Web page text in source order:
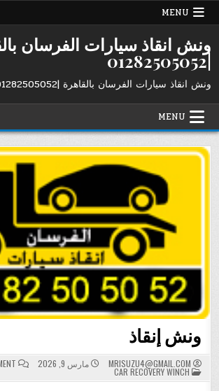
Skip
MENU
ونش انقاذ سيارات الفرسان
|01282505052
ونش انقاذ سيارات الفرسان بالقاهرة |01282505052
MENU
ونش إنقاذ
MRISUZU4@GMAIL.COM مارس 9, 2026
POSTED
IN
CAR RECOVERY WINCH